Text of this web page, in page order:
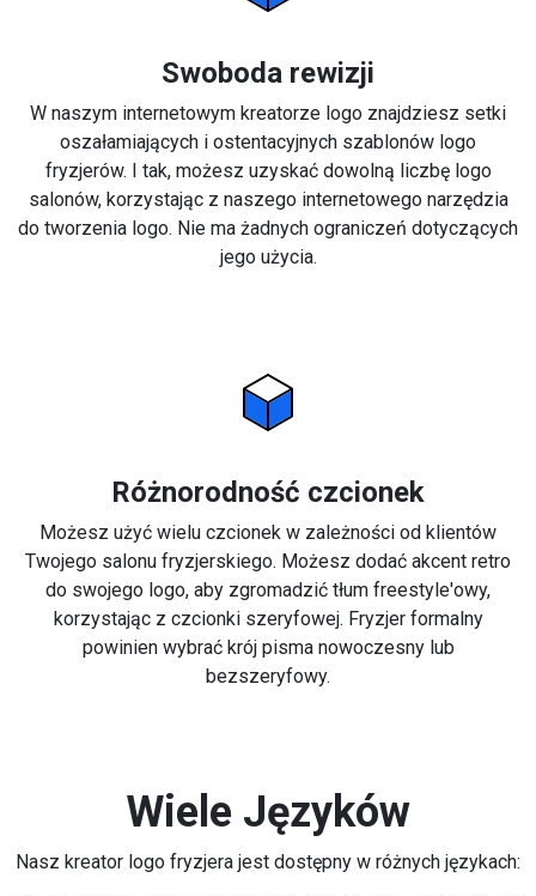
Swoboda rewizji
W naszym internetowym kreatorze logo znajdziesz setki
oszałamiających i ostentacyjnych szablonów logo
fryzjerów. I tak, możesz uzyskać dowolną liczbę logo
salonów, korzystając z naszego internetowego narzędzia
do tworzenia logo. Nie ma żadnych ograniczeń dotyczących
jego użycia.
Różnorodność czcionek
Możesz użyć wielu czcionek w zależności od klientów
Twojego salonu fryzjerskiego. Możesz dodać akcent retro
do swojego logo, aby zgromadzić tłum freestyle'owy,
korzystając z czcionki szeryfowej. Fryzjer formalny
powinien wybrać krój pisma nowoczesny lub
bezszeryfowy.
Wiele Języków
Nasz kreator logo fryzjera jest dostępny w różnych językach: